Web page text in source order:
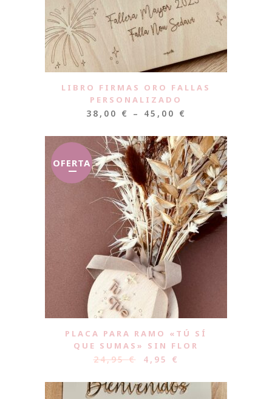
LIBRO FIRMAS ORO FALLAS
PERSONALIZADO
38,00 € – 45,00 €
OFERTA
PLACA PARA RAMO «TÚ SÍ
QUE SUMAS» SIN FLOR
24,95€ 4,95 €